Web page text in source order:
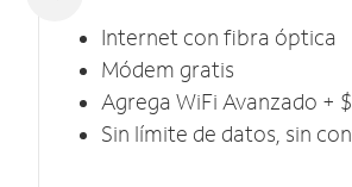
Internet con fibra óptica
Módem gratis
Agrega WiFi Avanzado +
Sin límite de datos, sin